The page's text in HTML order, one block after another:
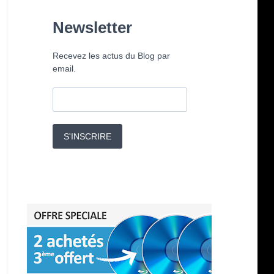
Newsletter
Recevez les actus du Blog par
email.
S'INSCRIRE